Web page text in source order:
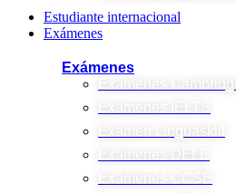
Estudiante internacional
Exámenes
Exámenes
Exámenes Cambridge
Exámenes IELTS
Examen Linguaskill
Exámenes DELE
Exámenes CCSE